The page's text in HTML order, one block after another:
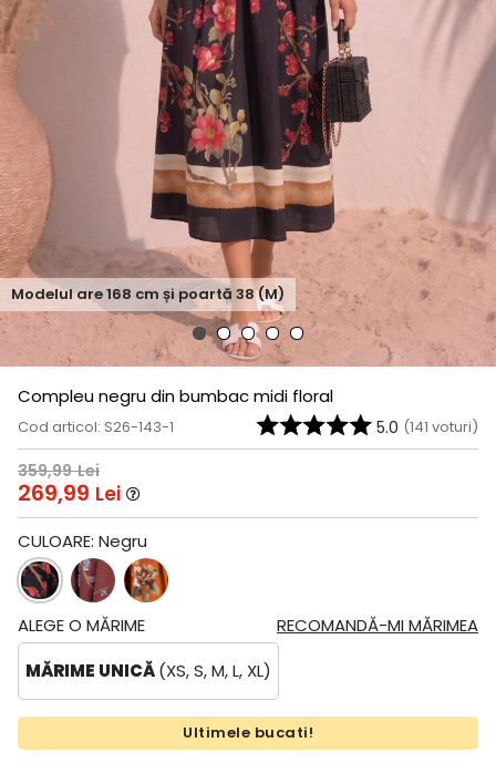
Modelul are168 cm și poartă 38 (M)
Compleu negru din bumbac midi floral
Cod articol: S26-143-1 5.0 (141 voturi)
359,99 Lei
269,99 Lei
CULOARE: Negru
RECOMANDĂ-MI MĂRIMEA
ALEGE O MĂRIME
MĂRIME UNICĂ(XS, S, M, L, XL)
Ultimele bucati!